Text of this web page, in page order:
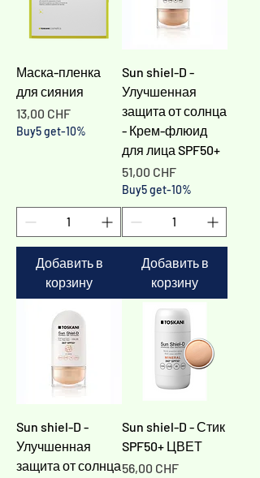
Маска-пленка
для сияния
Цена
13,00 CHF
Buy5 get-10%
Добавить в
корзину
Sun shiel-D -
Улучшенная
защита от солнца
- Крем-флюид
для лица SPF50+
Цена
51,00 CHF
Buy5 get-10%
Добавить в
корзину
Sun shiel-D -
Улучшенная
защита от солнца
Sun shiel-D - Стик
SPF50+ ЦВЕТ
Цена
56,00 CHF